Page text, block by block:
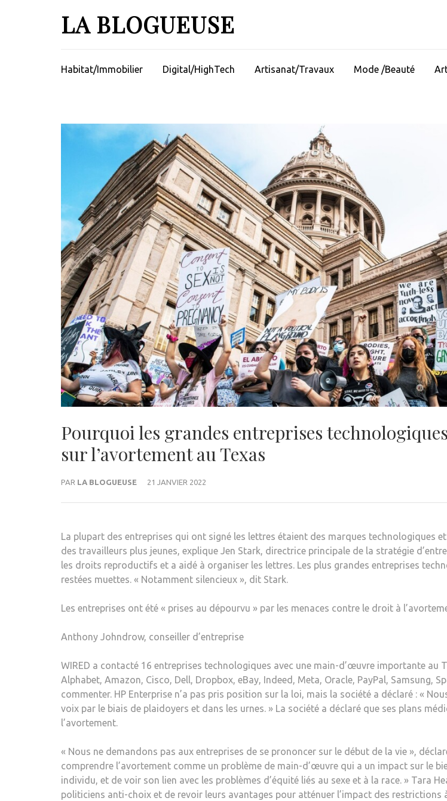
LA BLOGUEUSE
Habitat/Immobilier Digital/HighTech Artisanat/Travaux Mode /Beauté
Pourquoi les grandes entreprises
sur l’avortement au Texas
PAR LA BLOGUEUSE 21 JANVIER 2022
La plupart des entreprises qui ont signé les lettres étaient des marques technologiques
des travailleurs plus jeunes, explique Jen Stark, directrice principale de la stratégie
les droits reproductifs et a aidé à organiser les lettres. Les plus grandes entreprises
restées muettes. « Notamment silencieux », dit Stark.
Les entreprises ont été « prises au dépourvu » par les menaces contre le droit à
Anthony Johndrow, conseiller d’entreprise
WIRED a contacté 16 entreprises technologiques avec une main-d’œuvre importante au
Alphabet, Amazon, Cisco, Dell, Dropbox, eBay, Indeed, Meta, Oracle, PayPal, Samsung,
commenter. HP Enterprise n’a pas pris position sur la loi, mais la société a déclaré : «
voix par le biais de plaidoyers et dans les urnes. » La société a déclaré que ses plans
l’avortement.
« Nous ne demandons pas aux entreprises de se prononcer sur le début de la vie »,
comprendre l’avortement comme un problème de main-d’œuvre qui a un impact sur le
individu, et de voir son lien avec les problèmes d’équité liés au sexe et à la race. » Tara
politiciens anti-choix et de revoir leurs avantages pour atténuer l’impact des restrictions